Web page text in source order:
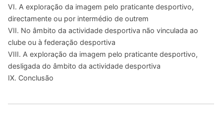
VI. A exploração da imagem pelo praticante desportivo,
directamente ou por intermédio de outrem
VII. No âmbito da actividade desportiva não vinculada ao
clube ou à federação desportiva
VIII. A exploração da imagem pelo praticante desportivo,
desligada do âmbito da actividade desportiva
IX. Conclusão